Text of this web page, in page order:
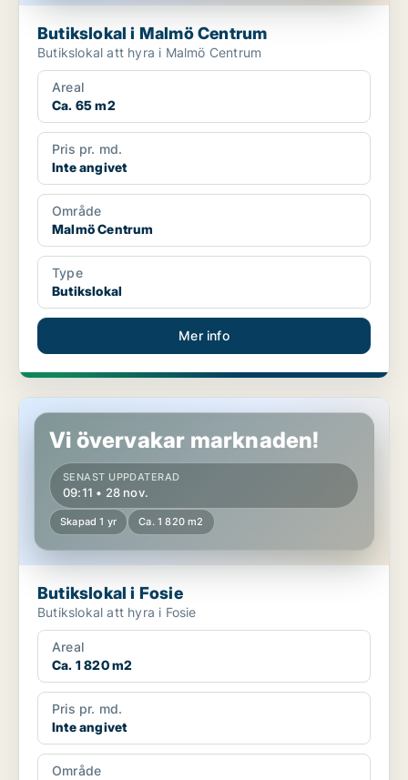
Butikslokal i Malmö Centrum
Butikslokal att hyra i Malmö Centrum
Areal
Ca. 65 m2
Pris pr. md.
Inte angivet
Område
Malmö Centrum
Type
Butikslokal
Mer info
Butikslokal i Fosie
Vi övervakar marknaden!
SENAST UPPDATERAD
09:11 • 28 nov.
Skapad 1 yr Ca. 1 820 m2
Butikslokal i Fosie
Butikslokal att hyra i Fosie
Areal
Ca. 1 820 m2
Pris pr. md.
Inte angivet
Område